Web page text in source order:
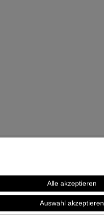
Alle akzeptieren
Auswahl akzeptieren